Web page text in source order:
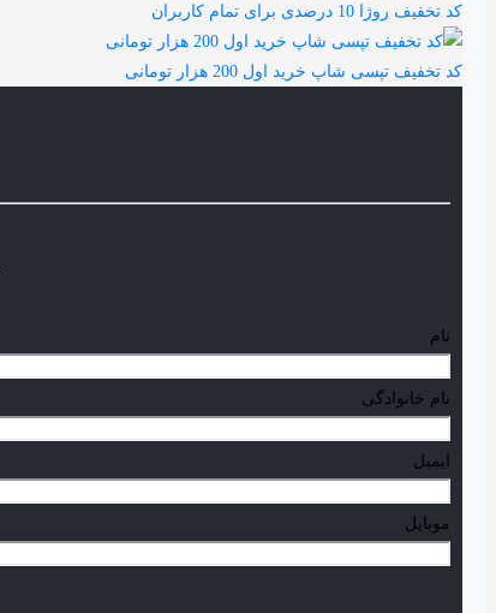
کد تخفیف روژا 10 درصدی برای تمام کاربران
کد تخفیف تپسی شاپ خرید اول 200 هزار تومانی
نام
نام خانوادگی
ایمیل
موبایل